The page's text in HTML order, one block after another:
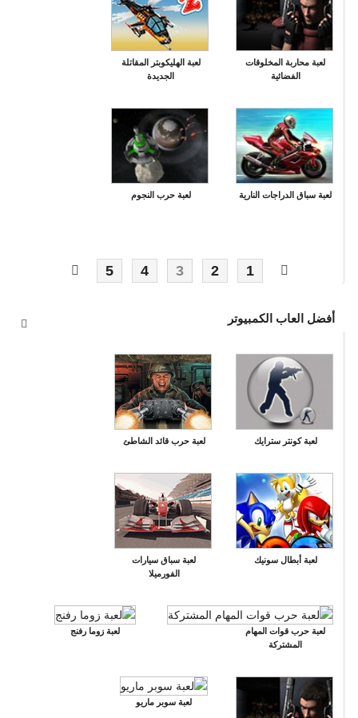
لعبة محاربة المخلوقات
الفضائية
لعبة الهليكوبتر المقاتلة
الجديدة
لعبة سباق الدراجات النارية لعبة حرب النجوم
1
2
3
4
5
أفضل العاب الكمبيوتر
لعبة كونتر سترايك لعبة حرب قائد الشاطئ
لعبة أبطال سونيك
لعبة سباق سيارات
الفورميلا
لعبة حرب قوات المهام
المشتركة
لعبة زوما رفنج
لعبة سوبر ماريو